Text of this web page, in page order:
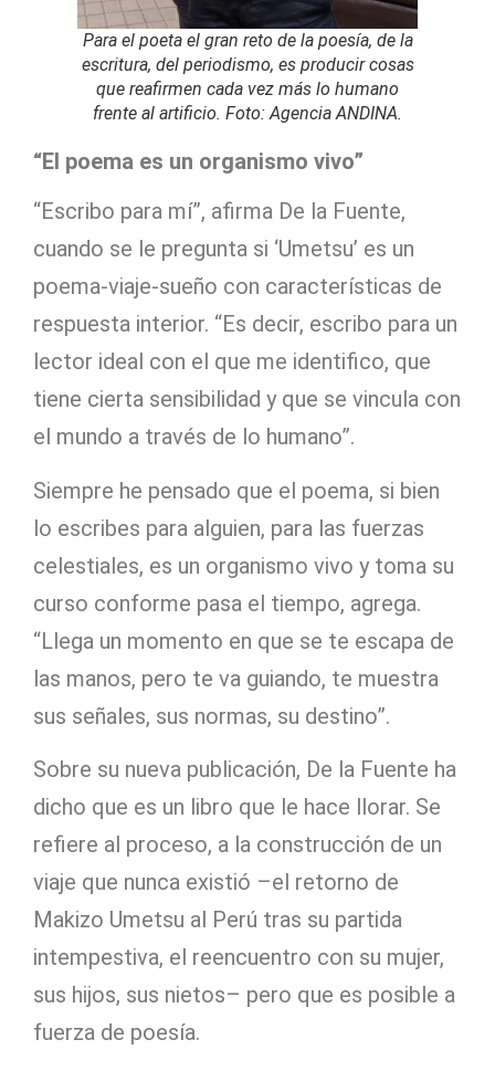
Para el poeta el gran reto de la poesía, de la
escritura, del periodismo, es producir cosas
que reafirmen cada vez más lo humano
frente al artificio. Foto: Agencia ANDINA.
“El poema es un organismo vivo”
“Escribo para mí”, afirma De la Fuente,
cuando se le pregunta si ‘Umetsu’ es un
poema-viaje-sueño con características de
respuesta interior. “Es decir, escribo para un
lector ideal con el que me identifico, que
tiene cierta sensibilidad y que se vincula con
el mundo a través de lo humano”.
Siempre he pensado que el poema, si bien
lo escribes para alguien, para las fuerzas
celestiales, es un organismo vivo y toma su
curso conforme pasa el tiempo, agrega.
“Llega un momento en que se te escapa de
las manos, pero te va guiando, te muestra
sus señales, sus normas, su destino”.
Sobre su nueva publicación, De la Fuente ha
dicho que es un libro que le hace llorar. Se
refiere al proceso, a la construcción de un
viaje que nunca existió –el retorno de
Makizo Umetsu al Perú tras su partida
intempestiva, el reencuentro con su mujer,
sus hijos, sus nietos– pero que es posible a
fuerza de poesía.